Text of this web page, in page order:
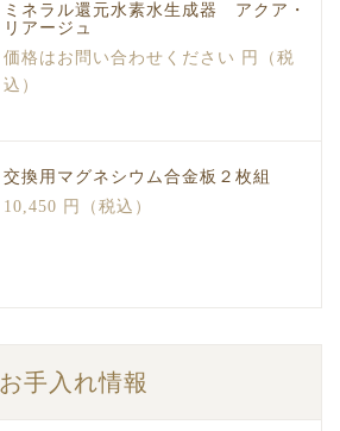
ミネラル還元水素水生成器 アクア・
リアージュ
価格はお問い合わせください 円（税
込）
交換用マグネシウム合金板２枚組
10,450 円（税込）
お手入れ情報